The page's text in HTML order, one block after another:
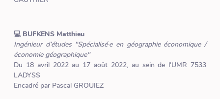
💻 BUFKENS Matthieu
Ingénieur d’études "Spécialisé·e en géographie économique /
économie géographique"
Du 18 avril 2022 au 17 août 2022, au sein de l'UMR 7533
LADYSS
Encadré par Pascal GROUIEZ